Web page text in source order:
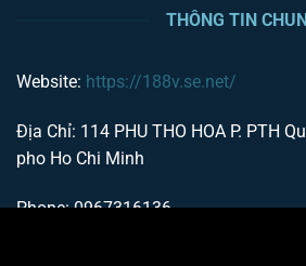
THÔNG TIN
Website: https://188v.se.net/
Địa Chỉ: 114 PHU THO HOA P. PTH
pho Ho Chi Minh
Phone: 0967316136